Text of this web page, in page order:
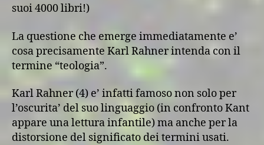
suoi 4000 libri!)
La questione che emerge immediatamente e’
cosa precisamente Karl Rahner intenda con il
termine “teologia”.
Karl Rahner (4) e’ infatti famoso non solo per
l’oscurita’ del suo linguaggio (in confronto Kant
appare una lettura infantile) ma anche per la
distorsione del significato dei termini usati.